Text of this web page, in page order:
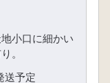
小口に細かい
。
送予定